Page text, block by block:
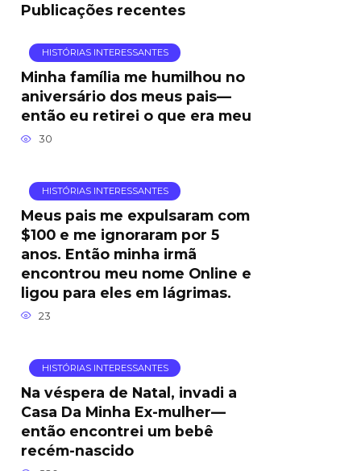
Publicações recentes
HISTÓRIAS INTERESSANTES
Minha família me humilhou no
aniversário dos meus pais—
então eu retirei o que era meu
30
HISTÓRIAS INTERESSANTES
Meus pais me expulsaram com
$100 e me ignoraram por 5
anos. Então minha irmã
encontrou meu nome Online e
ligou para eles em lágrimas.
23
HISTÓRIAS INTERESSANTES
Na véspera de Natal, invadi a
Casa Da Minha Ex-mulher—
então encontrei um bebê
recém-nascido